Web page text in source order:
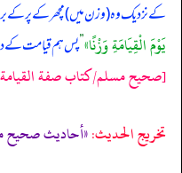
کے نزدیک وہ (وزن میں) مچھر کے پر کے
يَوْمَ الْقِيَامَةِ وَزْنًا»”پس ہم قیامت کے
[صحيح مسلم/كتاب صفة القيامة
تخریج الحدیث:«أحاديث صحيح